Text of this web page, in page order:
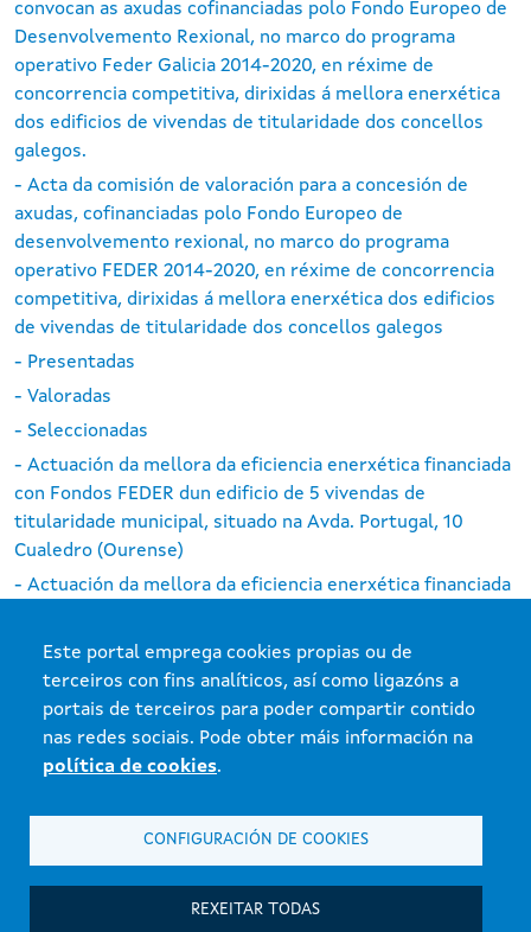
Este portal emprega cookies propias ou de
terceiros con fins analíticos, así como ligazóns a
portais de terceiros para poder compartir contido
nas redes sociais. Pode obter máis información na
política de cookies.
CONFIGURACIÓN DE COOKIES
REXEITAR TODAS
convocan as axudas cofinanciadas polo Fondo Europeo de
Desenvolvemento Rexional, no marco do programa
operativo Feder Galicia 2014-2020, en réxime de
concorrencia competitiva, dirixidas á mellora enerxética
dos edificios de vivendas de titularidade dos concellos
galegos.
- Acta da comisión de valoración para a concesión de
axudas, cofinanciadas polo Fondo Europeo de
desenvolvemento rexional, no marco do programa
operativo FEDER 2014-2020, en réxime de concorrencia
competitiva, dirixidas á mellora enerxética dos edificios
de vivendas de titularidade dos concellos galegos
- Presentadas
- Valoradas
- Seleccionadas
- Actuación da mellora da eficiencia enerxética financiada
con Fondos FEDER dun edificio de 5 vivendas de
titularidade municipal, situado na Avda. Portugal, 10
Cualedro (Ourense)
- Actuación da mellora da eficiencia enerxética financiada
titularidade municipal, situada na rúa Peregrino, 22,
Portomarín (Lugo)
Xunta de Galicia. Información mantida e publicada na internet pola Xunta
Atención á cidadanía